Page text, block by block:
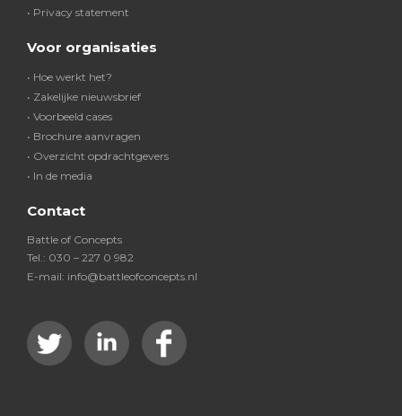
• Privacy statement
Voor organisaties
• Hoe werkt het?
• Zakelijke nieuwsbrief
• Voorbeeld cases
• Brochure aanvragen
• Overzicht opdrachtgevers
• In de media
Contact
Battle of Concepts
Tel.: 030 – 227 0 982
E-mail: info@battleofconcepts.nl